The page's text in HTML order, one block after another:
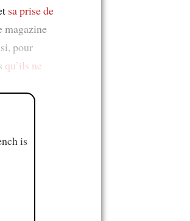
sa prise de
magazine
pour
qu’ils ne
is